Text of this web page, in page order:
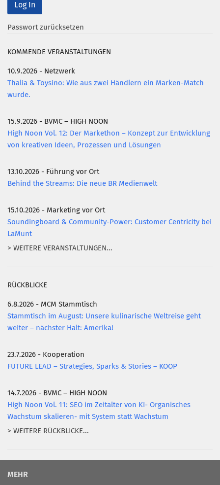
Mitglied werden
PODCAST
AKTUELLES
KONTAKT
Passwort zurücksetzen
KOMMENDE VERANSTALTUNGEN
10.9.2026 - Netzwerk
Thalia & Toysino: Wie aus zwei Händlern ein Marken-Match
wurde.
15.9.2026 - BVMC – HIGH NOON
High Noon Vol. 12: Der Markethon – Konzept zur Entwicklung
von kreativen Ideen, Prozessen und Lösungen
13.10.2026 - Führung vor Ort
Behind the Streams: Die neue BR Medienwelt
15.10.2026 - Marketing vor Ort
Soundingboard & Community-Power: Customer Centricity bei
LaMunt
> WEITERE VERANSTALTUNGEN...
RÜCKBLICKE
6.8.2026 - MCM Stammtisch
Stammtisch im August: Unsere kulinarische Weltreise geht
weiter – nächster Halt: Amerika!
23.7.2026 - Kooperation
FUTURE LEAD – Strategies, Sparks & Stories – KOOP
14.7.2026 - BVMC – HIGH NOON
High Noon Vol. 11: SEO im Zeitalter von KI- Organisches
Wachstum skalieren- mit System statt Wachstum
> WEITERE RÜCKBLICKE...
MEHR